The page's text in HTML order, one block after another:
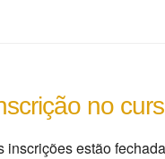
inscrições estão